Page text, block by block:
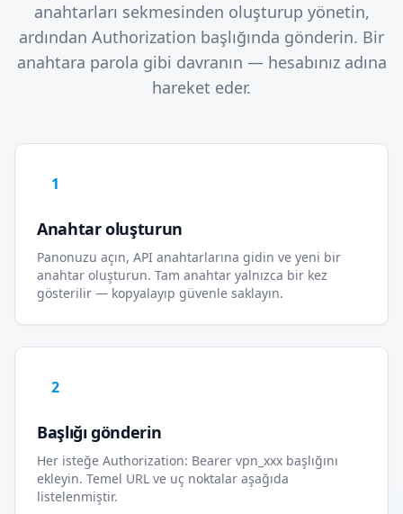
anahtarları sekmesinden oluşturup yönetin,
ardından Authorization başlığında gönderin. Bir
anahtara parola gibi davranın — hesabınız adına
hareket eder.
1
Anahtar oluşturun
Panonuzu açın, API anahtarlarına gidin ve yeni bir
anahtar oluşturun. Tam anahtar yalnızca bir kez
gösterilir — kopyalayıp güvenle saklayın.
2
Başlığı gönderin
Her isteğe Authorization: Bearer vpn_xxx başlığını
ekleyin. Temel URL ve uç noktalar aşağıda
listelenmiştir.